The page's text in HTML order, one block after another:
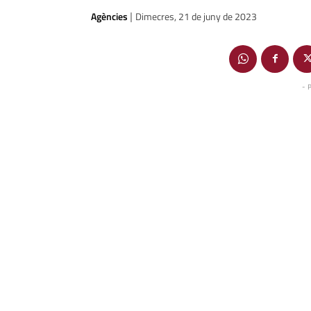
Agències | Dimecres, 21 de juny de 2023
-